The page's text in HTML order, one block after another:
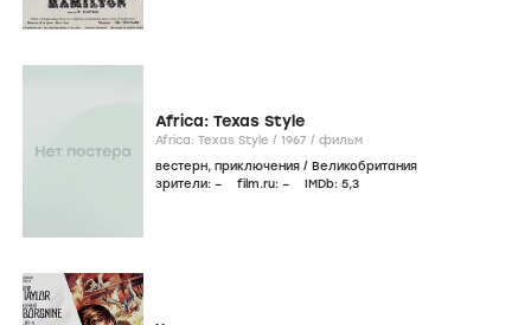
Africa: Texas Style
Africa: Texas Style / 1967 / фильм
вестерн, приключения / Великобритания
зрители: – film.ru: – IMDb: 5,3